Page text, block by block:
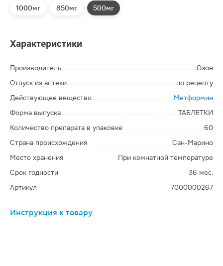
1000мг 850мг 500мг
Характеристики
Производитель
Озон
Отпуск из аптеки
по рецепту
Действующее вещество
Метформин
Форма выпуска
ТАБЛЕТКИ
Количество препарата в упаковке
60
Страна происхождения
Сан-Марино
Место хранения
При комнатной температуре
Срок годности
36 мес.
Артикул
7000000267
Инструкция к товару